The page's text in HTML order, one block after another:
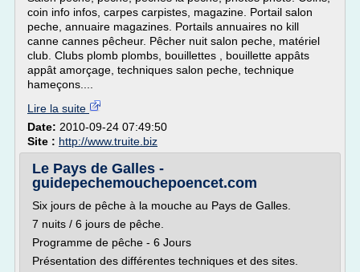
coin info infos, carpes carpistes, magazine. Portail salon
peche, annuaire magazines. Portails annuaires no kill
canne cannes pêcheur. Pêcher nuit salon peche, matériel
club. Clubs plomb plombs, bouillettes , bouillette appâts
appât amorçage, techniques salon peche, technique
hameçons....
Lire la suite
Date: 2010-09-24 07:49:50
Site : http://www.truite.biz
Le Pays de Galles -
guidepechemouchepoencet.com
Six jours de pêche à la mouche au Pays de Galles.
7 nuits / 6 jours de pêche.
Programme de pêche - 6 Jours
Présentation des différentes techniques et des sites.